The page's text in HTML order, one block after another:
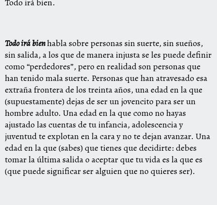
Todo irá bien.
Todo irá bienhabla sobre personas sin suerte, sin sueños,
sin salida, a los que de manera injusta se les puede definir
como “perdedores”, pero en realidad son personas que
han tenido mala suerte. Personas que han atravesado esa
extraña frontera de los treinta años, una edad en la que
(supuestamente) dejas de ser un jovencito para ser un
hombre adulto. Una edad en la que como no hayas
ajustado las cuentas de tu infancia, adolescencia y
juventud te explotan en la cara y no te dejan avanzar. Una
edad en la que (sabes) que tienes que decidirte: debes
tomar la última salida o aceptar que tu vida es la que es
(que puede significar ser alguien que no quieres ser).